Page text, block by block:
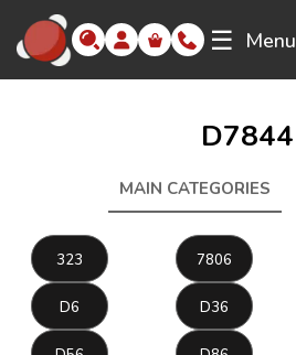
☰ Menu
D7844
MAIN CATEGORIES
323 7806
D6 D36